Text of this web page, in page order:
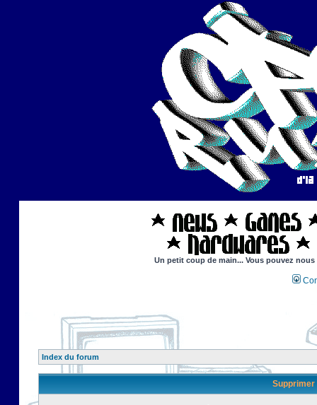
Un petit coup de main... Vous pouvez
Index du forum
Supprimer